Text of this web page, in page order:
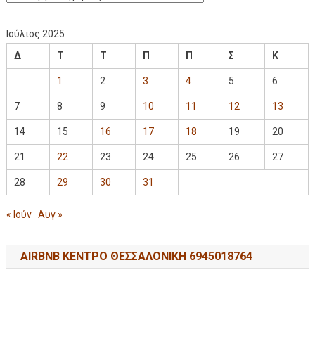
Ιούλιος 2025
Δ
Τ Τ Π Π Σ Κ
1 2 3 4 5 6
7 8 9 10 11 12 13
14 15 16 17 18 19 20
21 22 23 24 25 26 27
28 29 30 31
« Ιούν Αυγ »
AIRBNB ΚΕΝΤΡΟ ΘΕΣΣΑΛΟΝΙΚΗ 6945018764